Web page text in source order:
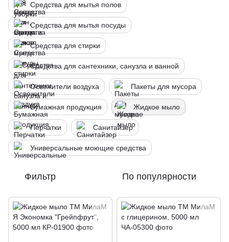
Средства для мытья полов
Средства для мытья посуды
Средства для стирки
Средства для сантехники, санузла и ванной
Освежители воздуха Пакеты для мусора
Бумажная продукция Жидкое мыло
Перчатки Санитайзер
Универсальные моющие средства
Фильтр По популярности